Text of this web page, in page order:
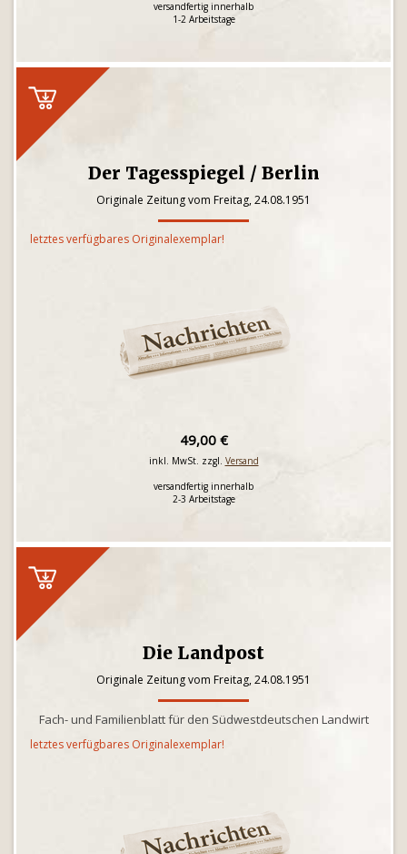
versandfertig innerhalb
1-2 Arbeitstage
Der Tagesspiegel / Berlin
Originale Zeitung vom Freitag, 24.08.1951
letztes verfügbares Originalexemplar!
49,00 €
inkl. MwSt. zzgl. Versand
versandfertig innerhalb
2-3 Arbeitstage
Die Landpost
Originale Zeitung vom Freitag, 24.08.1951
Fach- und Familienblatt für den Südwestdeutschen Landwirt
letztes verfügbares Originalexemplar!